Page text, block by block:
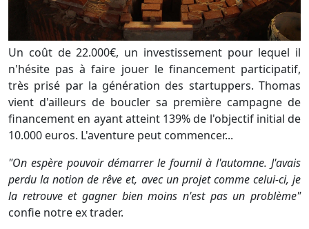
Un coût de 22.000€, un investissement pour lequel il
n'hésite pas à faire jouer le financement participatif,
très prisé par la génération des startuppers. Thomas
vient d'ailleurs de boucler sa première campagne de
financement en ayant atteint 139% de l'objectif initial de
10.000 euros. L'aventure peut commencer...
"On espère pouvoir démarrer le fournil à l'automne. J'avais
perdu la notion de rêve et, avec un projet comme celui-ci, je
la retrouve et gagner bien moins n'est pas un problème"
confie notre ex trader.